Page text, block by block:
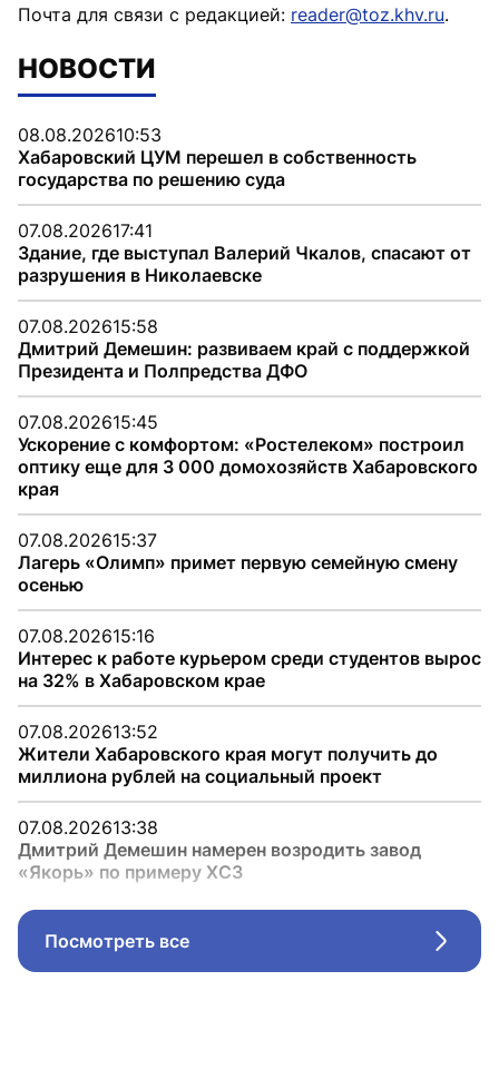
Почта для связи с редакцией: reader@toz.khv.ru.
НОВОСТИ
08.08.202610:53
Хабаровский ЦУМ перешел в собственность
государства по решению суда
07.08.202617:41
Здание, где выступал Валерий Чкалов, спасают от
разрушения в Николаевске
07.08.202615:58
Дмитрий Демешин: развиваем край с поддержкой
Президента и Полпредства ДФО
07.08.202615:45
Ускорение с комфортом: «Ростелеком» построил
оптику еще для 3 000 домохозяйств Хабаровского
края
07.08.202615:37
Лагерь «Олимп» примет первую семейную смену
осенью
07.08.202615:16
Интерес к работе курьером среди студентов вырос
на 32% в Хабаровском крае
07.08.202613:52
Жители Хабаровского края могут получить до
миллиона рублей на социальный проект
07.08.202613:38
Дмитрий Демешин намерен возродить завод
«Якорь» по примеру ХСЗ
Посмотреть все